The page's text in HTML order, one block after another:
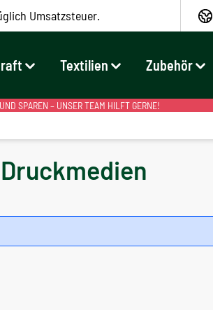
Umsatzsteuer.
Textilien Zubehör
SPAREN – UNSER TEAM HILFT GERNE!